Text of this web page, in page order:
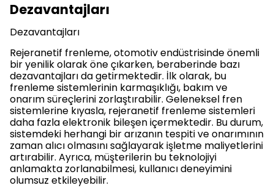
Dezavantajları
Dezavantajları
Rejeranetif frenleme, otomotiv endüstrisinde önemli
bir yenilik olarak öne çıkarken, beraberinde bazı
dezavantajları da getirmektedir. İlk olarak, bu
frenleme sistemlerinin karmaşıklığı, bakım ve
onarım süreçlerini zorlaştırabilir. Geleneksel fren
sistemlerine kıyasla, rejeranetif frenleme sistemleri
daha fazla elektronik bileşen içermektedir. Bu durum,
sistemdeki herhangi bir arızanın tespiti ve onarımının
zaman alıcı olmasını sağlayarak işletme maliyetlerini
artırabilir. Ayrıca, müşterilerin bu teknolojiyi
anlamakta zorlanabilmesi, kullanıcı deneyimini
olumsuz etkileyebilir.